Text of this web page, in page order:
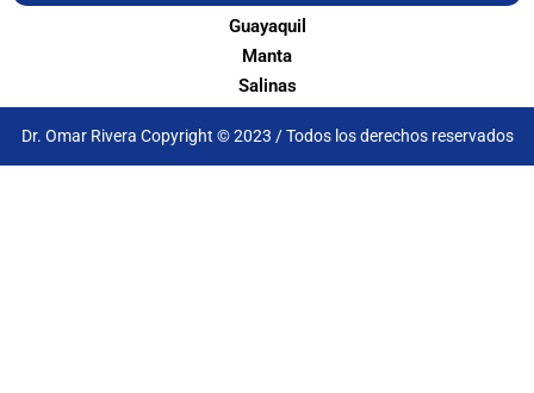
Guayaquil
Manta
Salinas
Dr. Omar Rivera Copyright © 2023 / Todos los derechos reservados